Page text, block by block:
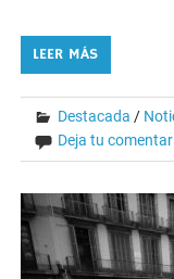
LEER MÁS
Destacada /
Deja tu